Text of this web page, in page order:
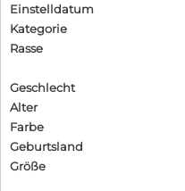
Einstelldatum
Kategorie
Rasse
Geschlecht
Alter
Farbe
Geburtsland
Größe